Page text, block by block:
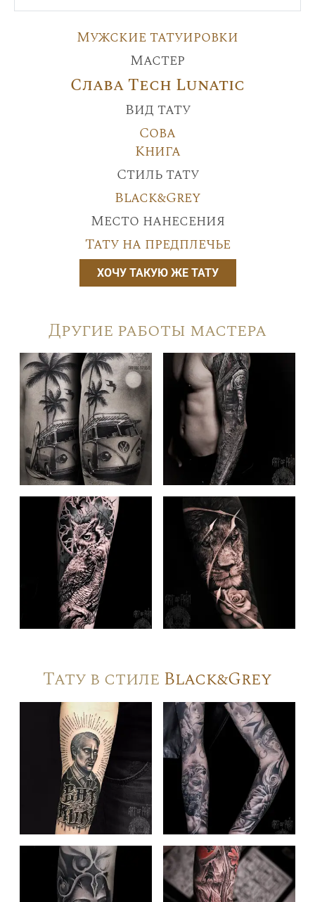
Мужские татуировки
Мастер
Слава Tech Lunatic
Вид тату
Сова
Книга
Стиль тату
Black&Grey
Место нанесения
Тату на предплечье
ХОЧУ ТАКУЮ ЖЕ ТАТУ
Другие работы мастера
Тату в стиле Black&Grey